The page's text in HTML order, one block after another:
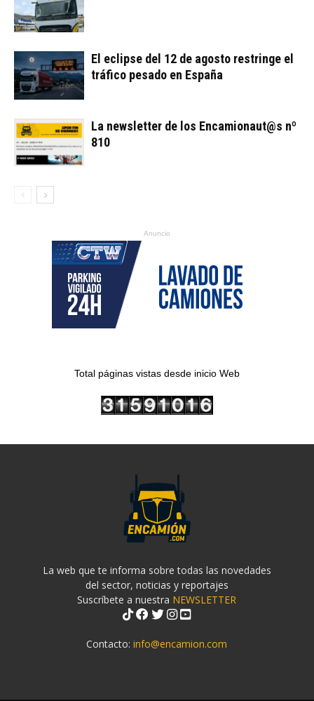
El eclipse del 12 de agosto restringe el
tráfico pesado en España
La newsletter de los Encamionaut@s nº
810
Anuncio
Total páginas vistas desde inicio Web
La web que te informa sobre todas las novedades
del sector, noticias y reportajes
Suscríbete a nuestra NEWSLETTER
Contacto:info@encamion.com